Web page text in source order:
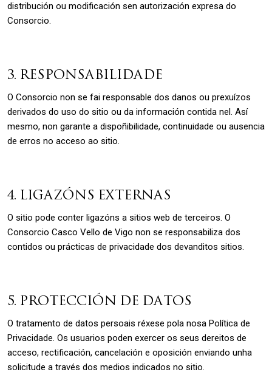
distribución ou modificación sen autorización expresa do
Consorcio.
3. RESPONSABILIDADE
O Consorcio non se fai responsable dos danos ou prexuízos
derivados do uso do sitio ou da información contida nel. Así
mesmo, non garante a dispoñibilidade, continuidade ou ausencia
de erros no acceso ao sitio.
4. LIGAZÓNS EXTERNAS
O sitio pode conter ligazóns a sitios web de terceiros. O
Consorcio Casco Vello de Vigo non se responsabiliza dos
contidos ou prácticas de privacidade dos devanditos sitios.
5. PROTECCIÓN DE DATOS
O tratamento de datos persoais réxese pola nosa Política de
Privacidade. Os usuarios poden exercer os seus dereitos de
acceso, rectificación, cancelación e oposición enviando unha
solicitude a través dos medios indicados no sitio.